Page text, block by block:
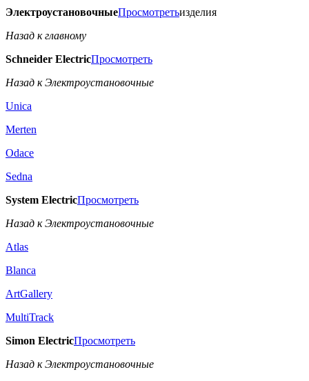
ЭлектроустановочныеПросмотретьизделия
Назад к главному
Schneider ElectricПросмотреть
Назад к Электроустановочные
Unica
Merten
Odace
Sedna
System ElectricПросмотреть
Назад к Электроустановочные
Atlas
Blanca
ArtGallery
MultiTrack
Simon ElectricПросмотреть
Назад к Электроустановочные